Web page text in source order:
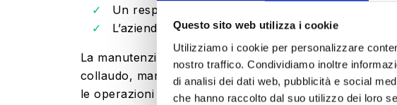
Questo sito web utilizza i cookie
Utilizziamo i cookie per personalizzare
nostro traffico. Condividiamo inoltre
di analisi dei dati web, pubblicità e social
che hanno raccolto dal suo utilizzo dei loro
Un responsabile addetto alla sorveglianza che
L’azienda, o il tecnico di riferimento, cui
La manutenzione periodica degli estintori si articola in sei
collaudo, manutenzione straordinaria, ciascuna delle
le operazioni di manutenzione?